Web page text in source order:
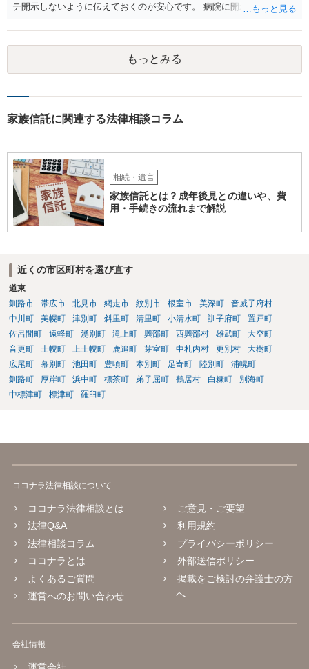
テ開示しないように伝えておくのが安心です。 病院に開示しないよう
可能性は低いのでコストパフォーマンスとしてはどうかなという感じ
がします。
もっとみる
家族信託に関連する法律相談コラム
相続・遺言
家族信託とは？成年後見との違いや、費
用・手続きの流れまで解説
近くの市区町村を選び直す
道東
釧路市
帯広市 北見市 網走市 紋別市 根室市 美深町
音威子府村
中川町
美幌町 津別町 斜里町 清里町 小清水町 訓子府町
置戸町
佐呂間町
遠軽町 湧別町 滝上町 興部町 西興部村 雄武町
大空町
音更町
士幌町 上士幌町 鹿追町 芽室町 中札内村 更別村
大樹町
広尾町
幕別町 池田町 豊頃町 本別町 足寄町 陸別町
浦幌町
釧路町
厚岸町 浜中町 標茶町 弟子屈町 鶴居村 白糠町
別海町
中標津町
標津町 羅臼町
ココナラ法律相談について
ココナラ法律相談とは
法律Q&A
法律相談コラム
ココナラとは
よくあるご質問
運営へのお問い合わせ
ご意見・ご要望
利用規約
プライバシーポリシー
外部送信ポリシー
掲載をご検討の弁護士の方
へ
会社情報